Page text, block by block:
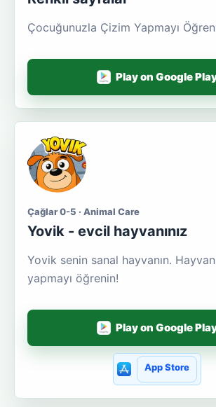
Çocuğunuzla Çizim Yapmayı
Play on Google
Çağlar 0-5 · Animal Care
Yovik - evcil hayvanınız
Yovik senin sanal hayvanın.
yapmayı öğrenin!
Play on Google
App Store